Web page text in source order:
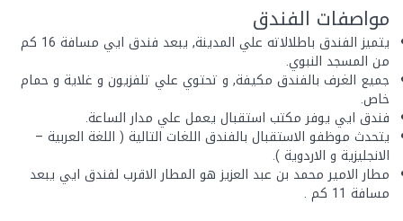
مواصفات الفندق
يتميز الفندق باطلالاته علي المدينة, يبعد فندق ايي مسافة 16 كم
من المسجد النبوي.
جميع الغرف بالفندق مكيفة, و تحتوي علي تلفزيون و غلاية و حمام
خاص.
فندق ايي يوفر مكتب استقبال يعمل علي مدار الساعة.
يتحدث موظفو الاستقبال بالفندق اللغات التالية ( اللغة العربية –
الانجليزية و الاردوية ).
مطار الامير محمد بن عبد العزيز هو المطار الاقرب لفندق ايي يبعد
مسافة 11 كم .